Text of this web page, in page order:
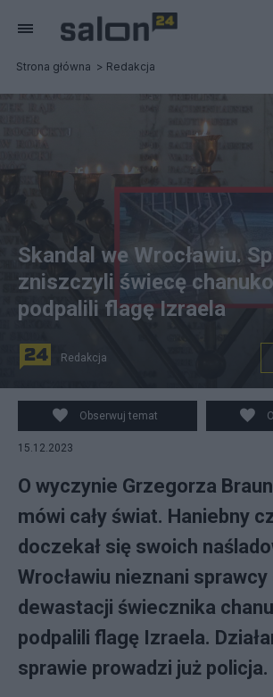
Strona główna Redakcja
Zniszczenie świecy chanukowej we
Facebook/Prezydent Wrocławia
PAP/Paweł Supernak
Skandal we Wrocławiu.
zniszczyli świecę
podpalili flagę Izraela
Redakcja
Obserwuj temat
15.12.2023
O wyczynie Grzegorza
mówi cały świat. Haniebny
doczekał się swoich
Wrocławiu nieznani
dewastacji świecznika
podpalili flagę Izraela.
sprawie prowadzi już policja.